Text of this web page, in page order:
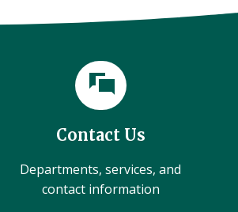
Contact Us
Departments, services, and
contact information